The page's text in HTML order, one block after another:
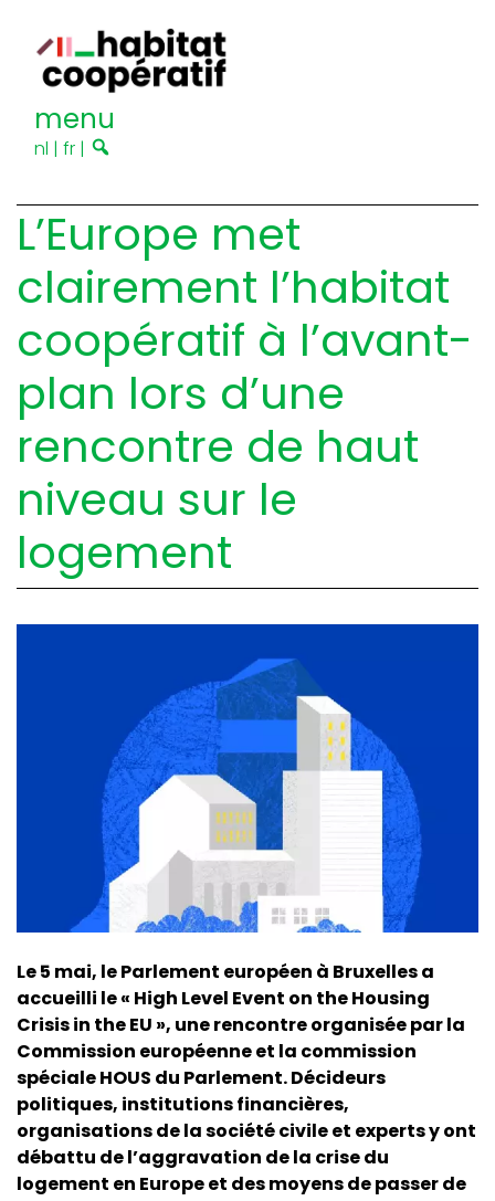
menu
nl | fr |
L’Europe met
clairement l’habitat
coopératif à l’avant-
plan lors d’une
rencontre de haut
niveau sur le
logement
Le 5 mai, le Parlement européen à Bruxelles a
accueilli le « High Level Event on the Housing
Crisis in the EU », une rencontre organisée par la
Commission européenne et la commission
spéciale HOUS du Parlement. Décideurs
politiques, institutions financières,
organisations de la société civile et experts y ont
débattu de l’aggravation de la crise du
logement en Europe et des moyens de passer de